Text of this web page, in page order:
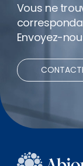
Bonus
Net
Vous ne
Envoyez-